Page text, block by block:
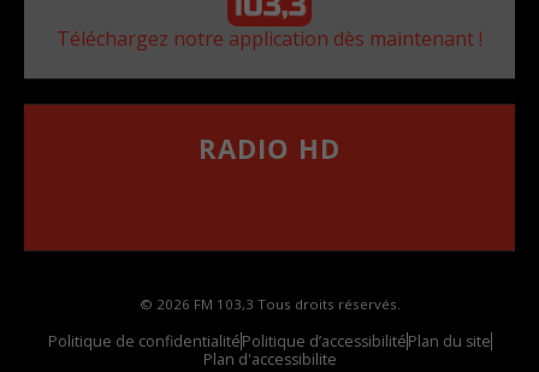
Téléchargez notre application dès maintenant !
RADIO HD
© 2026 FM 103,3 Tous droits réservés.
Politique de confidentialitéPolitique d’accessibilitéPlan du site
Plan d'accessibilite